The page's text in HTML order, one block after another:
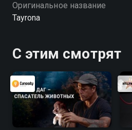
Оригинальное название
Tayrona
С этим смотрят